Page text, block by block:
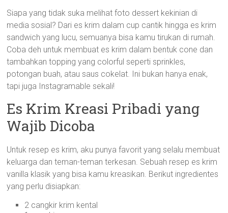
Siapa yang tidak suka melihat foto dessert kekinian di
media sosial? Dari es krim dalam cup cantik hingga es krim
sandwich yang lucu, semuanya bisa kamu tirukan di rumah.
Coba deh untuk membuat es krim dalam bentuk cone dan
tambahkan topping yang colorful seperti sprinkles,
potongan buah, atau saus cokelat. Ini bukan hanya enak,
tapi juga Instagramable sekali!
Es Krim Kreasi Pribadi yang
Wajib Dicoba
Untuk resep es krim, aku punya favorit yang selalu membuat
keluarga dan teman-teman terkesan. Sebuah resep es krim
vanilla klasik yang bisa kamu kreasikan. Berikut ingredientes
yang perlu disiapkan:
2 cangkir krim kental